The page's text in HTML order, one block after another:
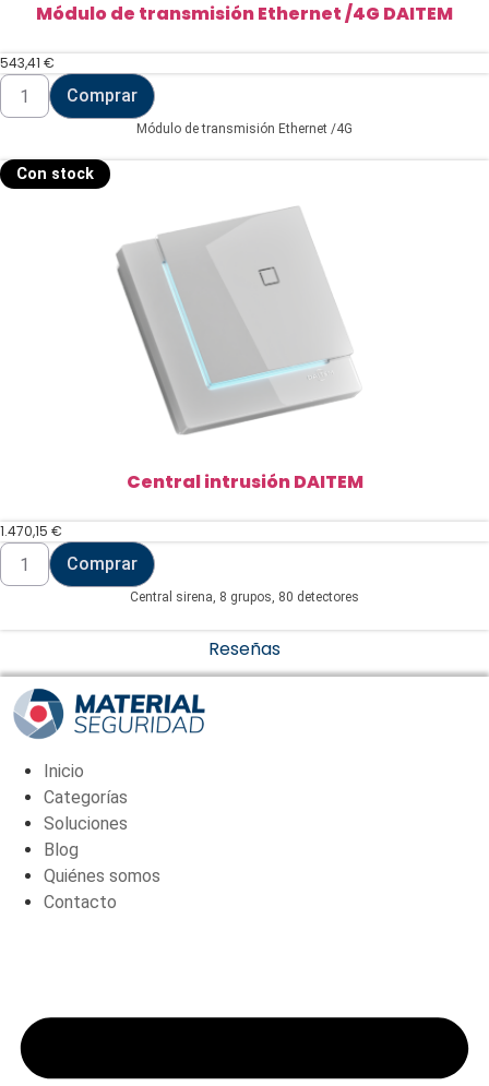
Módulo de transmisión Ethernet /4G DAITEM
543,41 €
Módulo
transmisión
DAITEM
cantidad
Comprar
Módulo de transmisión Ethernet /4G
Con stock
Central intrusión DAITEM
1.470,15 €
Central
intrusión
DAITEM
Comprar
Central sirena, 8 grupos, 80 detectores
Reseñas
Inicio
Categorías
Soluciones
Blog
Quiénes somos
Contacto